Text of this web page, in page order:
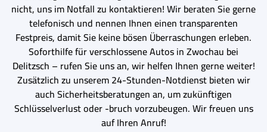
nicht, uns im Notfall zu kontaktieren! Wir beraten Sie gerne
telefonisch und nennen Ihnen einen transparenten
Festpreis, damit Sie keine bösen Überraschungen erleben.
Soforthilfe für verschlossene Autos in Zwochau bei
Delitzsch – rufen Sie uns an, wir helfen Ihnen gerne weiter!
Zusätzlich zu unserem 24-Stunden-Notdienst bieten wir
auch Sicherheitsberatungen an, um zukünftigen
Schlüsselverlust oder -bruch vorzubeugen. Wir freuen uns
auf Ihren Anruf!